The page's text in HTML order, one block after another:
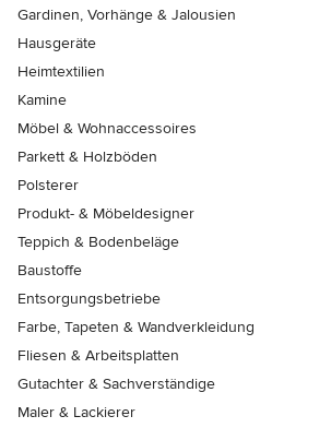
Gardinen, Vorhänge & Jalousien
Hausgeräte
Heimtextilien
Kamine
Möbel & Wohnaccessoires
Parkett & Holzböden
Polsterer
Produkt- & Möbeldesigner
Teppich & Bodenbeläge
Baustoffe
Entsorgungsbetriebe
Farbe, Tapeten & Wandverkleidung
Fliesen & Arbeitsplatten
Gutachter & Sachverständige
Maler & Lackierer